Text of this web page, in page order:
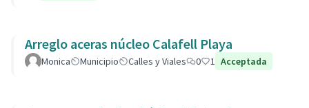
Arreglo aceras núcleo Calafell Playa
Monica Municipio Calles y Viales 0 1 Acceptada